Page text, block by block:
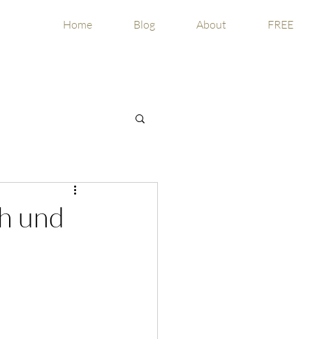
Home Blog About FREE
und